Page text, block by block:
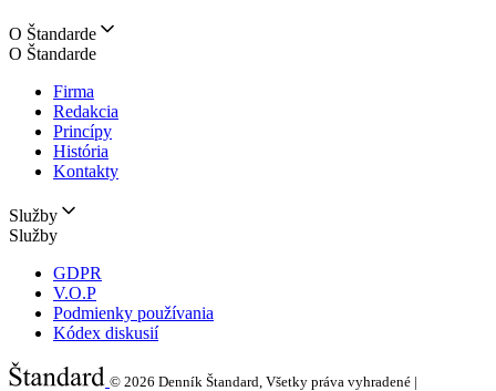
O Štandarde
O Štandarde
Firma
Redakcia
Princípy
História
Kontakty
Služby
Služby
GDPR
V.O.P
Podmienky používania
Kódex diskusií
© 2026 Denník Štandard, Všetky práva vyhradené |